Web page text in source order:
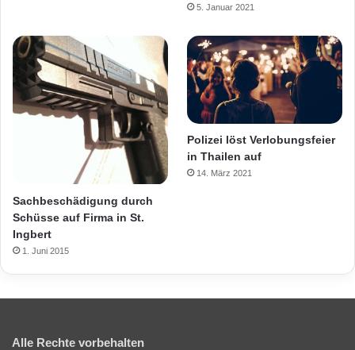
5. Januar 2021
Sachbeschädigung durch
Schüsse auf Firma in St.
Ingbert
1. Juni 2015
Polizei löst Verlobungsfeier
in Thailen auf
14. März 2021
Alle Rechte vorbehalten